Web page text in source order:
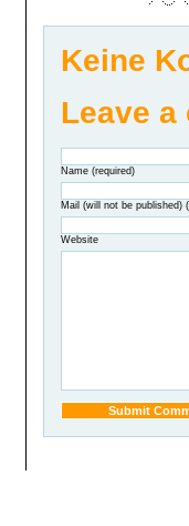
Keine
Leave a
Name (required)
Mail (will not be published)
Website